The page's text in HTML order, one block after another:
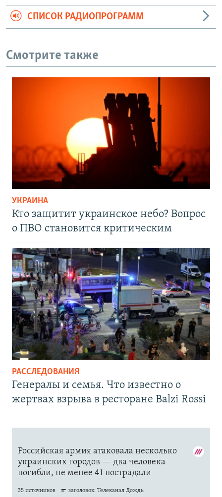
СПИСОК РАДИОПРОГРАММ
Смотрите также
УКРАИНА
Кто защитит украинское небо? Вопрос
о ПВО становится критическим
РАССЛЕДОВАНИЯ
Генералы и семья. Что известно о
жертвах взрыва в ресторане Balzi Rossi